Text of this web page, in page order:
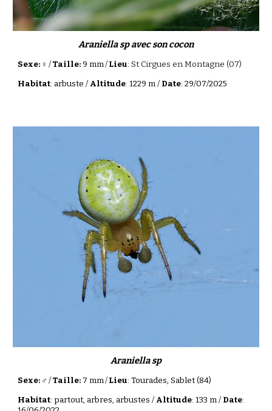
Araniella sp avec son cocon
Sexe: ♀/Taille:9 mm/Lieu:St Cirgues en Montagne (07)
Habitat: arbuste / Altitude: 1229 m / Date: 29/07/2025
Araniella sp
Sexe: ♂/Taille: 7 mm/Lieu: Tourades, Sablet (84)
Habitat: partout, arbres, arbustes / Altitude: 133 m / Date: